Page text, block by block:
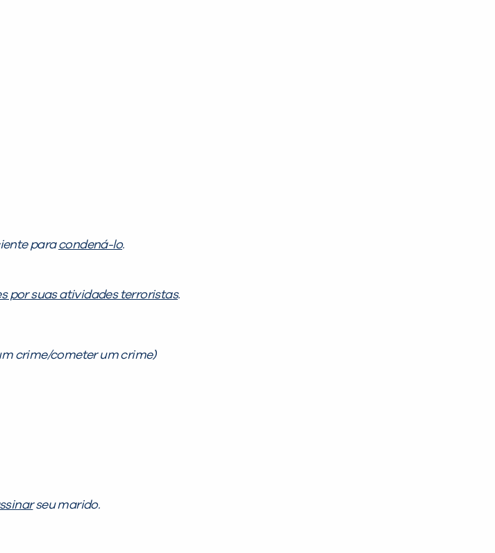
paracondená-lo.
por suas atividades terroristas.
crime/cometer um crime)
seu marido.